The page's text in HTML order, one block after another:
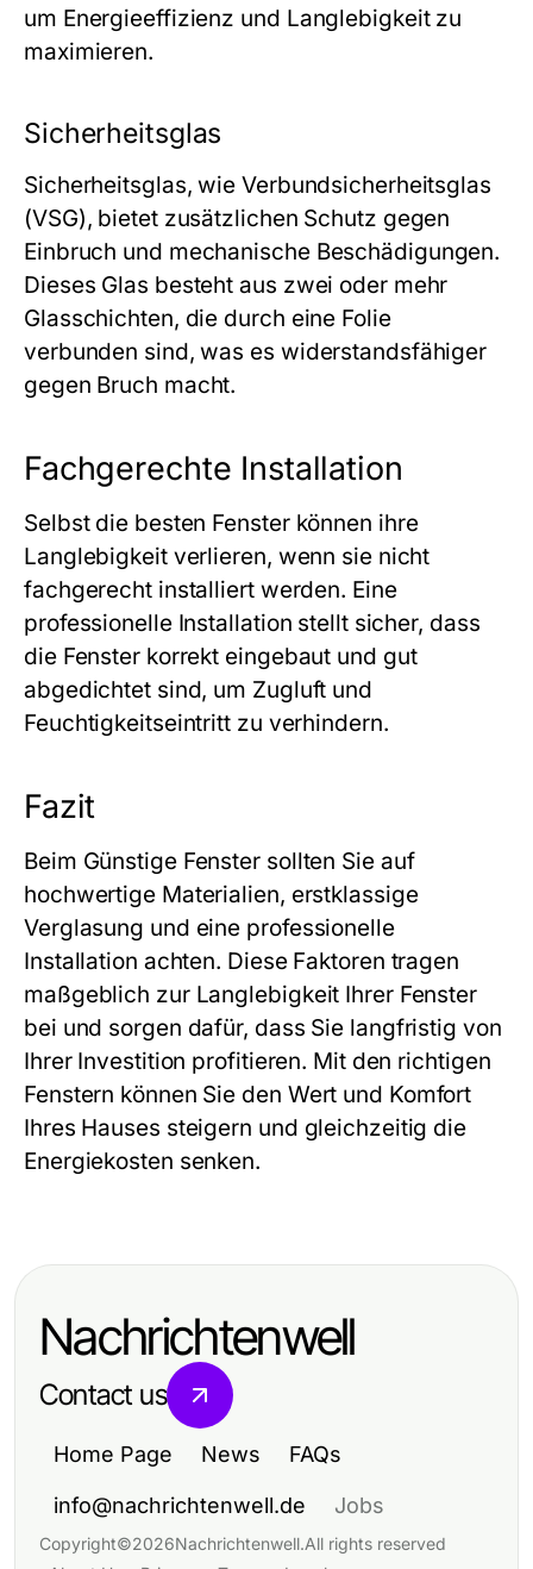
um Energieeffizienz und Langlebigkeit zu
maximieren.
Sicherheitsglas
Sicherheitsglas, wie Verbundsicherheitsglas
(VSG), bietet zusätzlichen Schutz gegen
Einbruch und mechanische Beschädigungen.
Dieses Glas besteht aus zwei oder mehr
Glasschichten, die durch eine Folie
verbunden sind, was es widerstandsfähiger
gegen Bruch macht.
Fachgerechte Installation
Selbst die besten Fenster können ihre
Langlebigkeit verlieren, wenn sie nicht
fachgerecht installiert werden. Eine
professionelle Installation stellt sicher, dass
die Fenster korrekt eingebaut und gut
abgedichtet sind, um Zugluft und
Feuchtigkeitseintritt zu verhindern.
Fazit
Beim Günstige Fenster sollten Sie auf
hochwertige Materialien, erstklassige
Verglasung und eine professionelle
Installation achten. Diese Faktoren tragen
maßgeblich zur Langlebigkeit Ihrer Fenster
bei und sorgen dafür, dass Sie langfristig von
Ihrer Investition profitieren. Mit den richtigen
Fenstern können Sie den Wert und Komfort
Ihres Hauses steigern und gleichzeitig die
Energiekosten senken.
Nachrichtenwell
Contact us
Home Page News FAQs
info@nachrichtenwell.de Jobs
Copyright©2026Nachrichtenwell.All rights reserved